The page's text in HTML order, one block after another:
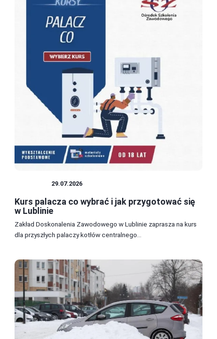
29.07.2026
Kurs palacza co wybrać i jak przygotować się
w Lublinie
Zakład Doskonalenia Zawodowego w Lublinie zaprasza na kurs
dla przyszłych palaczy kotłów centralnego...